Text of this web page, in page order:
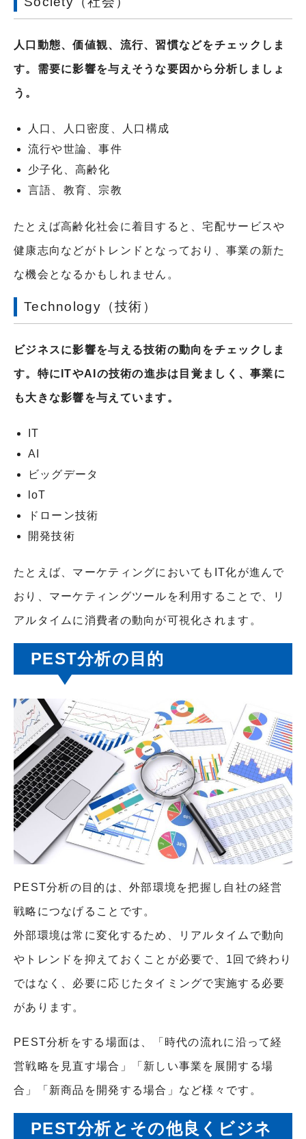
人口動態、価値観、流行、習慣などをチェックしま
す。需要に影響を与えそうな要因から分析しましょ
う。
人口、人口密度、人口構成
流行や世論、事件
少子化、高齢化
言語、教育、宗教
たとえば高齢化社会に着目すると、宅配サービスや
健康志向などがトレンドとなっており、事業の新た
な機会となるかもしれません。
Technology（技術）
ビジネスに影響を与える技術の動向をチェックしま
す。特にITやAIの技術の進歩は目覚ましく、事業に
も大きな影響を与えています。
IT
AI
ビッグデータ
loT
ドローン技術
開発技術
たとえば、マーケティングにおいてもIT化が進んで
おり、マーケティングツールを利用することで、リ
アルタイムに消費者の動向が可視化されます。
PEST分析の目的
PEST分析の目的は、外部環境を把握し自社の経営
戦略につなげることです。
外部環境は常に変化するため、リアルタイムで動向
やトレンドを抑えておくことが必要で、1回で終わり
ではなく、必要に応じたタイミングで実施する必要
があります。
PEST分析をする場面は、「時代の流れに沿って経
営戦略を見直す場合」「新しい事業を展開する場
合」「新商品を開発する場合」など様々です。
PEST分析とその他良くビジネ